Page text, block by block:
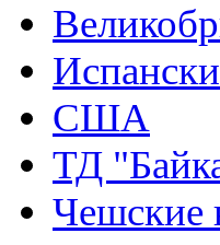
США
ТД
Чешские